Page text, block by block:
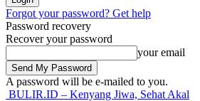
Forgot your password? Get help
Password recovery
Recover your password
your email
A password will be e-mailed to you.
BULIR.ID – Kenyang Jiwa, Sehat Akal